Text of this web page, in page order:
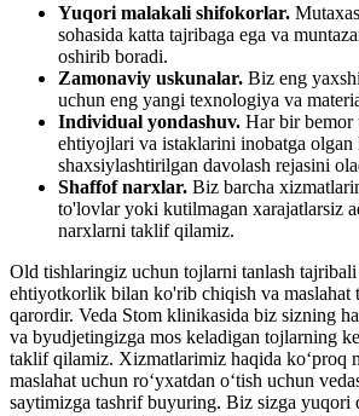
Yuqori malakali shifokorlar.
sohasida katta tajribaga ega va
oshirib boradi.
Zamonaviy uskunalar. Biz eng
uchun eng yangi texnologiya va
Individual yondashuv. Har bir bemor
ehtiyojlari va istaklarini inobatga olgan
shaxsiylashtirilgan davolash rejasini
Shaffof narxlar. Biz barcha
to'lovlar yoki kutilmagan xarajatlarsiz
narxlarni taklif qilamiz.
Old tishlaringiz uchun tojlarni tanlash tajribali
ehtiyotkorlik bilan ko'rib chiqish va maslahat
qarordir. Veda Stom klinikasida biz sizning
va byudjetingizga mos keladigan tojlarning
taklif qilamiz. Xizmatlarimiz haqida koʻproq
maslahat uchun roʻyxatdan oʻtish uchun
saytimizga tashrif buyuring. Biz sizga yuqori